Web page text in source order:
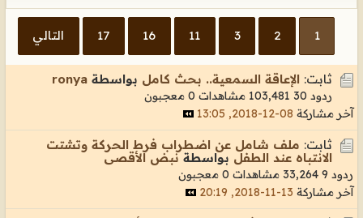
1
2
3
11
16
17 التالي
ثابت: الإعاقة السمعية.. بحث كامل بواسطة ronya
ردود 30 103,481 مشاهدات
0 معجبون
آخر مشاركة 08-12-2018, 13:05
ثابت: ملف شامل عن اضطراب فرط الحركة وتشتت
الانتباه عند الطفل بواسطةنبض الأقصى
ردود 9 33,264 مشاهدات
0 معجبون
آخر مشاركة 13-11-2018, 20:19